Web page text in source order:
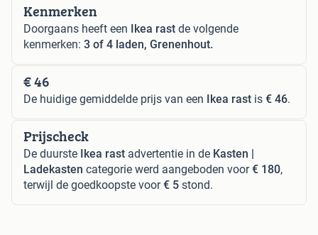
Kenmerken
Doorgaans heeft een Ikea rast de volgende
kenmerken: 3 of 4 laden, Grenenhout.
€ 46
De huidige gemiddelde prijs van een Ikea rast is € 46.
Prijscheck
De duurste Ikea rast advertentie in de Kasten |
Ladekasten categorie werd aangeboden voor€ 180,
terwijl de goedkoopste voor€ 5 stond.